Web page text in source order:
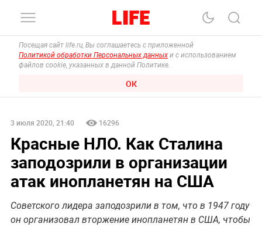
Посещая сайт life.ru, Вы соглашаетесь с приложенной
Политикой обработки Персональных данных и с использованием
файлов cookie, указанных в данной Политике.
ОК
3 июля 2020, 21:40 16296
Красные НЛО. Как Сталина
заподозрили в организации
атак инопланетян на США
Советского лидера заподозрили в том, что в 1947 году
он организовал вторжение инопланетян в США, чтобы